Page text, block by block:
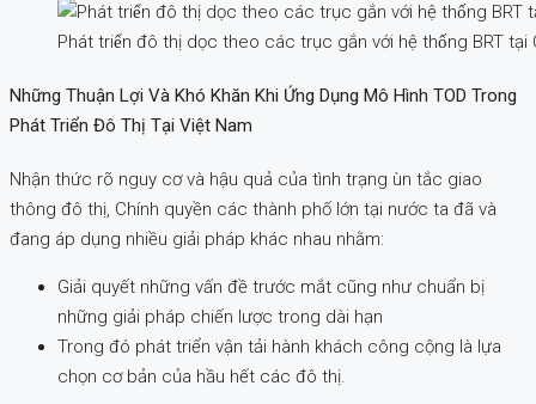
Phát triển đô thị dọc theo các trục gắn với hệ thống BRT tại
Những Thuận Lợi Và Khó Khăn Khi Ứng Dụng Mô Hình TOD Trong
Phát Triển Đô Thị Tại Việt Nam
Nhận thức rõ nguy cơ và hậu quả của tình trạng ùn tắc giao
thông đô thị, Chính quyền các thành phố lớn tại nước ta đã và
đang áp dụng nhiều giải pháp khác nhau nhằm:
Giải quyết những vấn đề trước mắt cũng như chuẩn bị
những giải pháp chiến lược trong dài hạn
Trong đó phát triển vận tải hành khách công cộng là lựa
chọn cơ bản của hầu hết các đô thị.